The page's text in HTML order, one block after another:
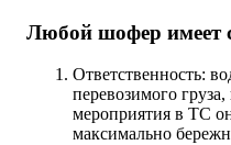
Любой шофер имеет
Ответственность:
перевозимого
мероприятия в ТС
максимально